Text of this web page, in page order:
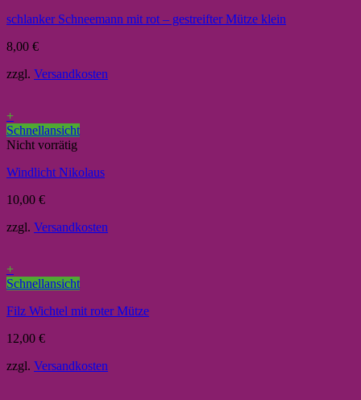
schlanker Schneemann mit rot – gestreifter Mütze klein
8,00 €
zzgl. Versandkosten
+
Schnellansicht
Nicht vorrätig
Windlicht Nikolaus
10,00 €
zzgl. Versandkosten
+
Schnellansicht
Filz Wichtel mit roter Mütze
12,00 €
zzgl. Versandkosten